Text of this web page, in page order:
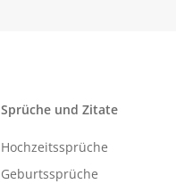
Sprüche und Zitate
Hochzeitssprüche
Geburtssprüche